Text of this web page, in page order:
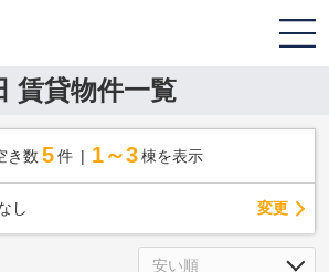
賃貸物件一覧
き数 5 件 1～3 棟を表示
し 変更